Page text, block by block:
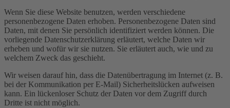
Wenn Sie diese Website benutzen, werden verschiedene
personenbezogene Daten erhoben. Personenbezogene Daten sind
Daten, mit denen Sie persönlich identifiziert werden können. Die
vorliegende Datenschutzerklärung erläutert, welche Daten wir
erheben und wofür wir sie nutzen. Sie erläutert auch, wie und zu
welchem Zweck das geschieht.
Wir weisen darauf hin, dass die Datenübertragung im Internet (z. B.
bei der Kommunikation per E-Mail) Sicherheitslücken aufweisen
kann. Ein lückenloser Schutz der Daten vor dem Zugriff durch
Dritte ist nicht möglich.